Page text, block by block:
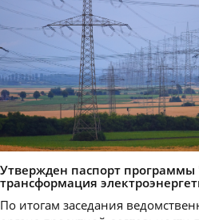
Утвержден паспорт
трансформация
По итогам заседания